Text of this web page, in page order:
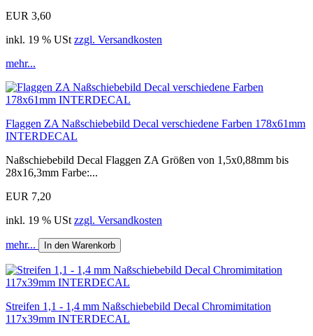
EUR 3,60
inkl. 19 % USt zzgl. Versandkosten
mehr...
Flaggen ZA Naßschiebebild Decal verschiedene Farben 178x61mm
INTERDECAL
Naßschiebebild Decal Flaggen ZA Größen von 1,5x0,88mm bis
28x16,3mm Farbe:...
EUR 7,20
inkl. 19 % USt zzgl. Versandkosten
mehr... In den Warenkorb
Streifen 1,1 - 1,4 mm Naßschiebebild Decal Chromimitation
117x39mm INTERDECAL